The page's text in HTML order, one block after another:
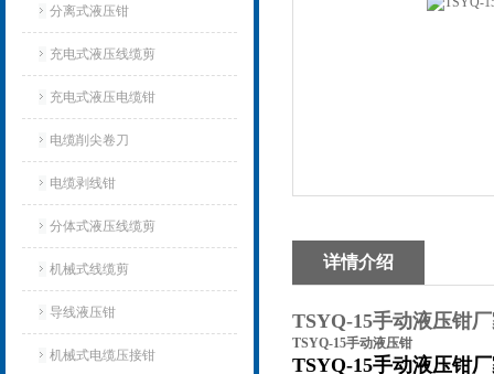
分离式液压钳
充电式液压线缆剪
充电式液压电缆钳
电缆削尖卷刀
电缆剥线钳
分体式液压线缆剪
机械式线缆剪
导线液压钳
机械式电缆压接钳
详情介绍
TSYQ-15手动液压钳
TSYQ-15手动液压钳
TSYQ-15手动液压钳